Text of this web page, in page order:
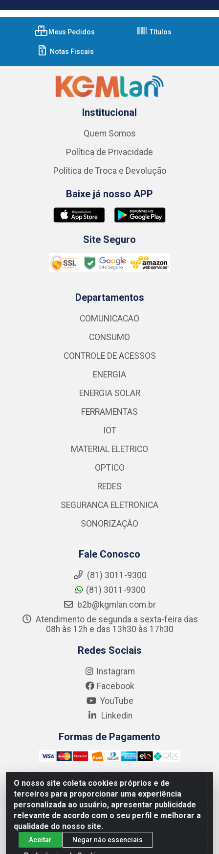
O nosso site coleta cookies próprios e de
terceiros para proporcionar uma experiência
personalizada ao usuário, apresentar publicidade
relevante de acordo com o seu perfil e melhorar a
qualidade do nosso site.
Aceitar
Negar não essenciais
Meus Pedidos Títulos
Notas Fiscais
Institucional
Quem Somos
Política de Privacidade
Política de Troca e Devolução
Baixe já nosso APP
Site Seguro
Departamentos
COMUNICACAO
CONSUMO
CONTROLE DE ACESSOS
ENERGIA
ENERGIA SOLAR
FERRAMENTAS
IOT
MATERIAL ELETRICO
OPTICO
REDES
SEGURANCA ELETRONICA
SONORIZAÇÃO
Fale Conosco
(81) 3011-9300
(81) 3011-9300
b2b@kgmlan.com.br
Atendimento de segunda a sexta-feira das
08h às 12h e das 13h30 às 17h30
Redes Sociais
Instagram
Facebook
YouTube
Linkedin
Formas de Pagamento
Kgmlan Distribuidora LTDA - CNPJ 18.217.682/0001-54 -
Rua Pedro de Barros Cavalcante, 58 - Bultrins, Olinda/PE
- CEP 53320-110